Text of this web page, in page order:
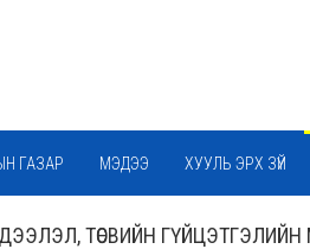
ГАЗАР МЭДЭЭ ХУУЛЬ ЭРХ ЗҮЙ
ТӨСВИЙН